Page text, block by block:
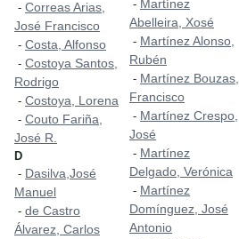
- Correas Arias,
José Francisco
- Costa, Alfonso
- Costoya Santos,
Rodrigo
- Costoya, Lorena
- Couto Fariña,
José R.
D
- Dasilva,José
Manuel
- de Castro
Álvarez, Carlos
- Martínez
Abelleira, Xosé
- Martínez Alonso,
Rubén
- Martínez Bouzas,
Francisco
- Martínez Crespo,
José
- Martínez
Delgado, Verónica
- Martínez
Domínguez, José
Antonio